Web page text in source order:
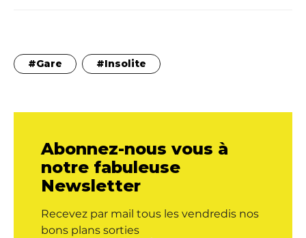
Gare Insolite
Abonnez-nous vous à
notre fabuleuse
Newsletter
Recevez par mail tous les vendredis nos
bons plans sorties